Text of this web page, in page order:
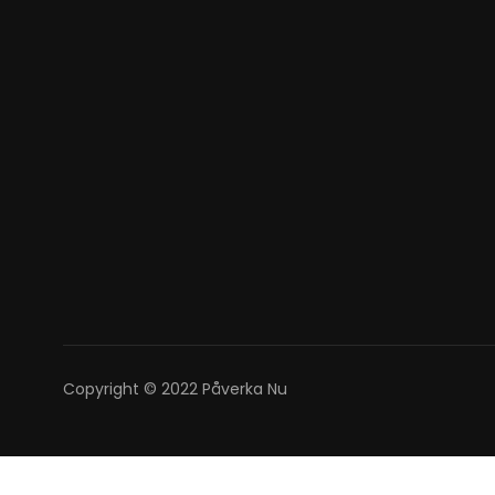
Copyright © 2022 Påverka Nu